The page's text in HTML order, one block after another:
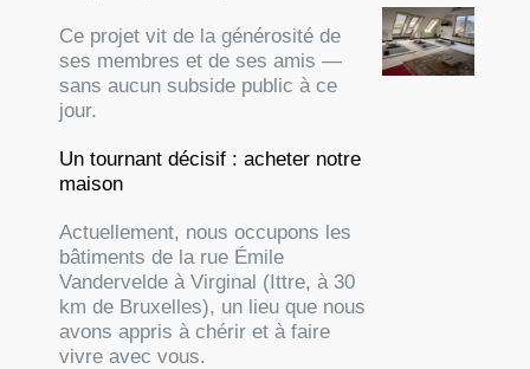
Ce projet vit de la générosité de
ses membres et de ses amis —
sans aucun subside public à ce
jour.
Un tournant décisif : acheter notre
maison
Actuellement, nous occupons les
bâtiments de la rue Émile
Vandervelde à Virginal (Ittre, à 30
km de Bruxelles), un lieu que nous
avons appris à chérir et à faire
vivre avec vous.